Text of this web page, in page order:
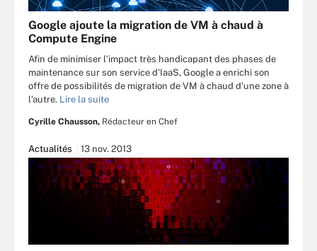
Google ajoute la migration de VM à chaud à
Compute Engine
Afin de minimiser l’impact très handicapant des phases de
maintenance sur son service d'IaaS, Google a enrichi son
offre de possibilités de migration de VM à chaud d’une zone à
l’autre. Lire la suite
Cyrille Chausson, Rédacteur en Chef
Actualités 13 nov. 2013